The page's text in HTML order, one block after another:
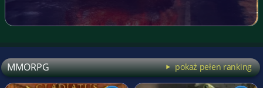
MMORPG pokaż pełen ranking